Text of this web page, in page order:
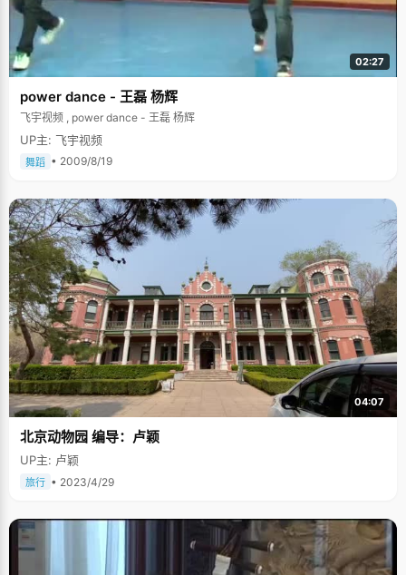
02:27
power dance - 王磊 杨辉
飞宇视频 , power dance - 王磊 杨辉
UP主: 飞宇视频
舞蹈 • 2009/8/19
04:07
北京动物园 编导：卢颖
UP主: 卢颖
旅行 • 2023/4/29